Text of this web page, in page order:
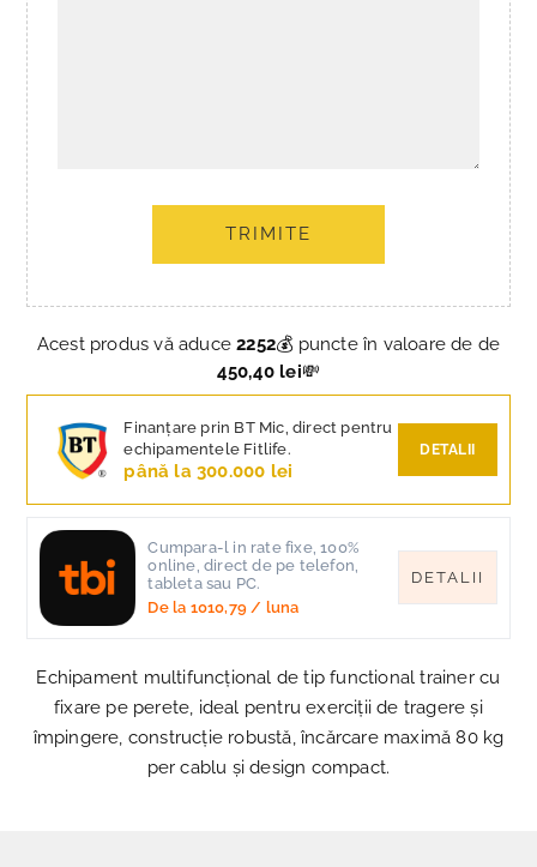
TRIMITE
Acest produs vă aduce2252💰 puncte în valoare de de
450,40 lei💸
Finanțare prin BT Mic, direct pentru
echipamentele Fitlife.
până la 300.000 lei
DETALII
Cumpara-l in rate fixe, 100%
online, direct de pe telefon,
tableta sau PC.
De la 1010,79 / luna
DETALII
Echipament multifuncțional de tip functional trainer cu
fixare pe perete, ideal pentru exerciții de tragere și
împingere, construcție robustă, încărcare maximă 80 kg
per cablu și design compact.